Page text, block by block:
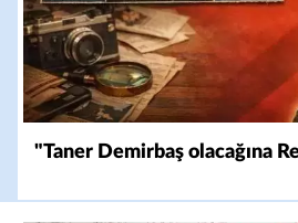
"Taner Demirbaş olacağına